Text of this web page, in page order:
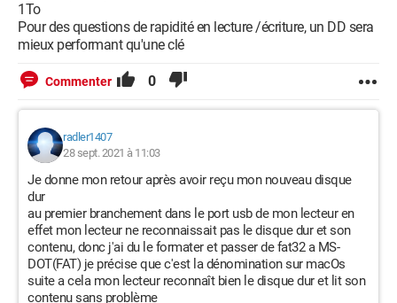
1To
Pour des questions de rapidité en lecture /écriture, un DD sera
mieux performant qu'une clé
Commenter 0
radler1407
28 sept. 2021 à 11:03
Je donne mon retour après avoir reçu mon nouveau disque
dur
au premier branchement dans le port usb de mon lecteur en
effet mon lecteur ne reconnaissait pas le disque dur et son
contenu, donc j'ai du le formater et passer de fat32 a MS-
DOT(FAT) je précise que c'est la dénomination sur macOs
suite a cela mon lecteur reconnaît bien le disque dur et lit son
contenu sans problème